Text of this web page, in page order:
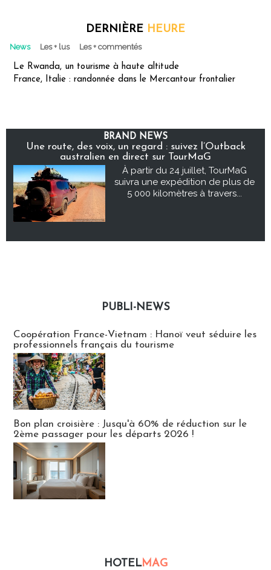
DERNIÈRE HEURE
News Les + lus Les + commentés
Le Rwanda, un tourisme à haute altitude
France, Italie : randonnée dans le Mercantour frontalier
BRAND NEWS
Une route, des voix, un regard : suivez l’Outback
australien en direct sur TourMaG
À partir du 24 juillet, TourMaG
suivra une expédition de plus de
5 000 kilomètres à travers...
PUBLI-NEWS
Coopération France-Vietnam : Hanoï veut séduire les
professionnels français du tourisme
Bon plan croisière : Jusqu'à 60% de réduction sur le
2ème passager pour les départs 2026 !
HOTELMAG